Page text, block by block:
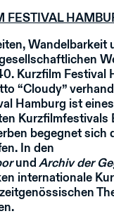
FESTIVAL
Wandelbarkeit
Kurzfilm Festival
“Cloudy”
Hamburg ist
Kurzfilmfestivals
begegnet sich
In den
undArchiv der
internationale